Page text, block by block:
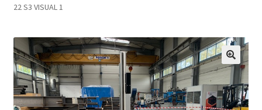
NOUVEAUTÉS
VENTES
PIÈCES DÉTACHÉES
CONTACT
22 S3 VISUAL 1